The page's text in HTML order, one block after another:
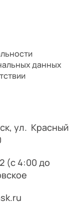
данных
ул. Красный
(с 4:00 до